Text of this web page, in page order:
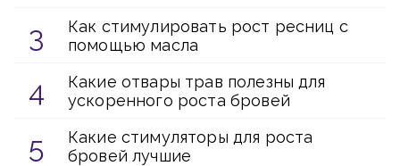
Как стимулировать рост ресниц с
помощью масла
Какие отвары трав полезны для
ускоренного роста бровей
Какие стимуляторы для роста
бровей лучшие